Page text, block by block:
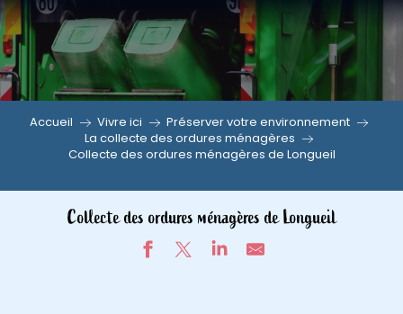
Aller
au
contenu
principal
Accueil Vivre ici
Préserver votre environnement
La collecte des ordures ménagères
Collecte des ordures ménagères de Longueil
Collecte des ordures ménagères de Longueil